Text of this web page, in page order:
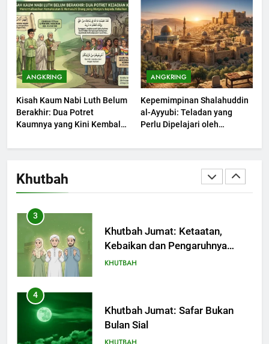
ANGKRING
Kisah Kaum Nabi Luth Belum
Berakhir: Dua Potret
Kaumnya yang Kini Kembali
ANGKRING
Kepemimpinan Shalahuddin
al-Ayyubi: Teladan yang
Perlu Dipelajari oleh
(2)
Khutbah
Muharram Bulan Bersejarah
KHUTBAH
1
Khutbah Jumat: Mengapa Orang
Dengki Tak Akan Pernah
Berjaya?
KHUTBAH
Khutbah Jumat: Melihat
Limpahan Nikmat Allah
3
Khutbah Jumat: Ketaatan,
Kebaikan dan Pengaruhnya
dalam Jiwa Manusia
KHUTBAH
4
Khutbah Jumat: Safar Bukan
Bulan Sial